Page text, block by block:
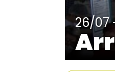
26/07